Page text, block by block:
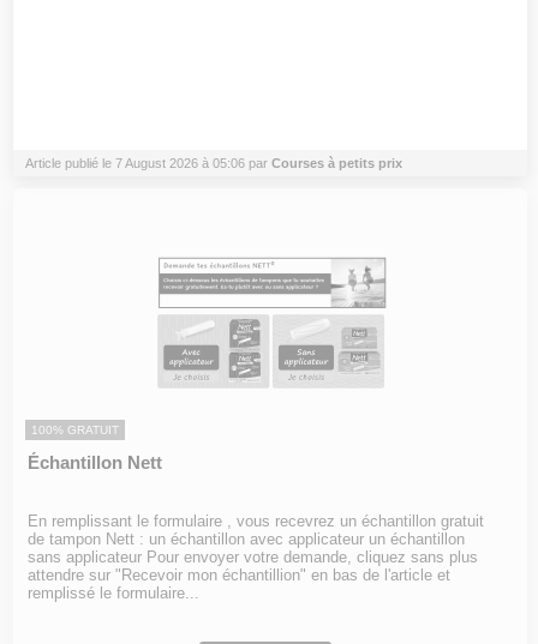
Article publié le 7 August 2026 à 05:06 par Courses à petits prix
100% GRATUIT
Échantillon Nett
En remplissant le formulaire , vous recevrez un échantillon gratuit
de tampon Nett : un échantillon avec applicateur un échantillon
sans applicateur Pour envoyer votre demande, cliquez sans plus
attendre sur "Recevoir mon échantillion" en bas de l'article et
remplissé le formulaire...